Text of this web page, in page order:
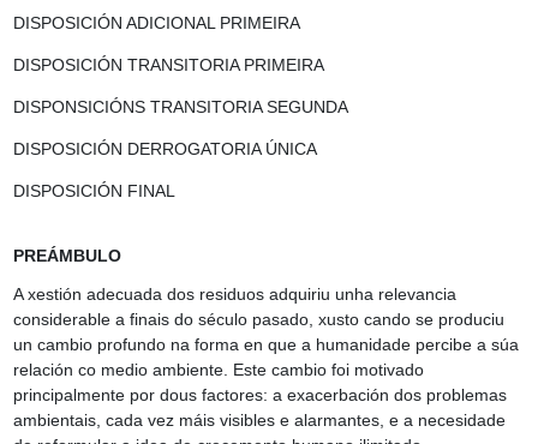
DISPOSICIÓN ADICIONAL PRIMEIRA
DISPOSICIÓN TRANSITORIA PRIMEIRA
DISPONSICIÓNS TRANSITORIA SEGUNDA
DISPOSICIÓN DERROGATORIA ÚNICA
DISPOSICIÓN FINAL
PREÁMBULO
A xestión adecuada dos residuos adquiriu unha relevancia
considerable a finais do século pasado, xusto cando se produciu
un cambio profundo na forma en que a humanidade percibe a súa
relación co medio ambiente. Este cambio foi motivado
principalmente por dous factores: a exacerbación dos problemas
ambientais, cada vez máis visibles e alarmantes, e a necesidade